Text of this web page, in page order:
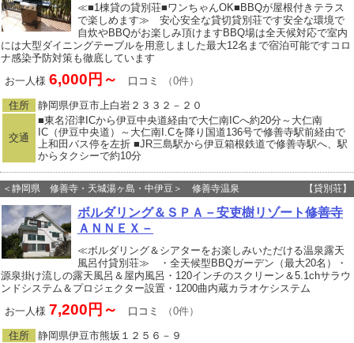
≪■1棟貸の貸別荘■ワンちゃんOK■BBQが屋根付きテラス
で楽しめます≫ 安心安全な貸切貸別荘です安全な環境で
自炊やBBQがお楽しみ頂けますBBQ場は全天候対応で室内
には大型ダイニングテーブルを用意しました最大12名まで宿泊可能ですコロ
ナ感染予防対策も徹底しています
お一人様 6,000円～ 口コミ （0件）
住所 静岡県伊豆市上白岩２３３２－２０
交通
■東名沼津ICから伊豆中央道経由で大仁南ICへ約20分～大仁南
IC（伊豆中央道）～大仁南I.Cを降り国道136号で修善寺駅前経由で
上和田バス停を左折 ■JR三島駅から伊豆箱根鉄道で修善寺駅へ、駅
からタクシーで約10分
＜静岡県 修善寺・天城湯ヶ島・中伊豆＞ 修善寺温泉 【貸別荘】
ボルダリング＆ＳＰＡ－安吏樹リゾート修善寺
ＡＮＮＥＸ－
≪ボルダリング＆シアターをお楽しみいただける温泉露天
風呂付貸別荘≫ ・全天候型BBQガーデン（最大20名）・
源泉掛け流しの露天風呂＆屋内風呂・120インチのスクリーン＆5.1chサラウ
ンドシステム＆プロジェクター設置・1200曲内蔵カラオケシステム
お一人様 7,200円～ 口コミ （0件）
住所 静岡県伊豆市熊坂１２５６－９